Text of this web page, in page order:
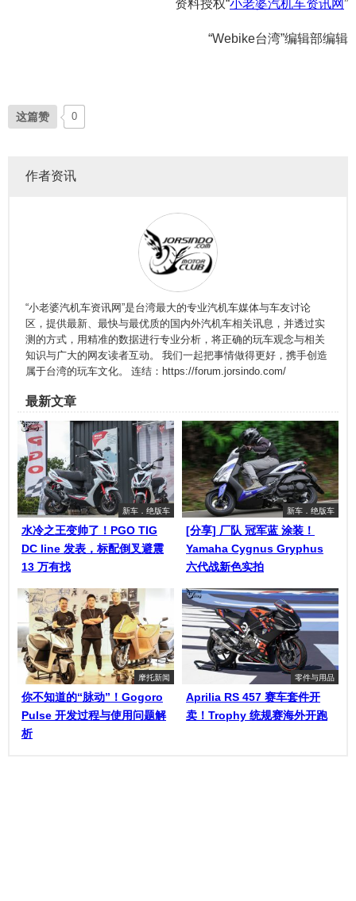
资料授权“小老婆汽机车资讯网”
“Webike台湾”编辑部编辑
这篇赞 0
作者资讯
“小老婆汽机车资讯网”是台湾最大的专业汽机车媒体与车友讨论
区，提供最新、最快与最优质的国内外汽机车相关讯息，并透过实
测的方式，用精准的数据进行专业分析，将正确的玩车观念与相关
知识与广大的网友读者互动。 我们一起把事情做得更好，携手创造
属于台湾的玩车文化。 连结：https://forum.jorsindo.com/
最新文章
新车．绝版车
水冷之王变帅了！PGO TIG
DC line 发表，标配倒叉避震
13 万有找
新车．绝版车
[分享] 厂队 冠军蓝 涂装！
Yamaha Cygnus Gryphus
六代战新色实拍
摩托新闻
你不知道的“脉动”！Gogoro
Pulse 开发过程与使用问题解
析
零件与用品
Aprilia RS 457 赛车套件开
卖！Trophy 统规赛海外开跑